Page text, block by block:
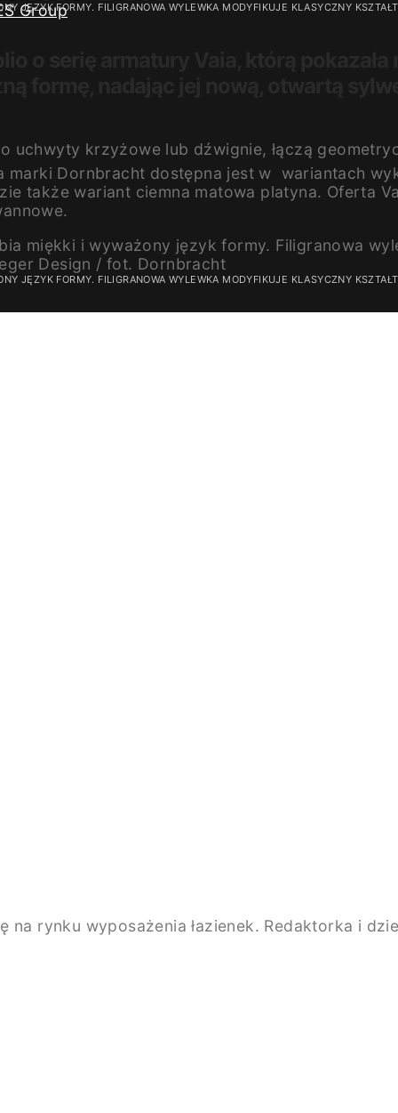
Group
JĘZYK FORMY. FILIGRANOWA WYLEWKA MODYFIKUJE KLASYCZNY
o serię armatury Vaia, którą
formę, nadając jej nową, otwartą
uchwyty krzyżowe lub dźwignie, łączą
marki Dornbracht dostępna jest w wariantach
także wariant ciemna matowa platyna. Oferta
JĘZYK FORMY. FILIGRANOWA WYLEWKA MODYFIKUJE KLASYCZNY
rynku wyposażenia łazienek. Redaktorka i